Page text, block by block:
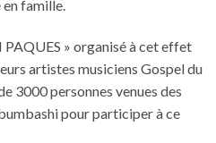
famille.
» organisé à cet effet
artistes musiciens Gospel du
3000 personnes venues des
pour participer à ce